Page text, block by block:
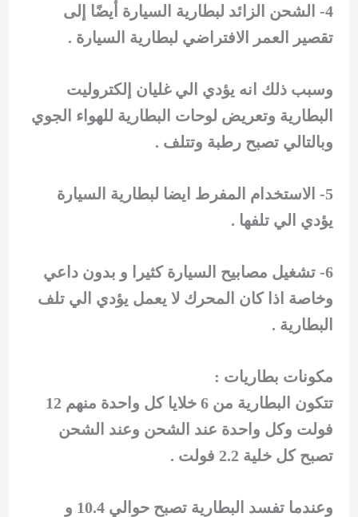
4- الشحن الزائد لبطارية السيارة أيضًا إلى
تقصير العمر الافتراضي لبطارية السيارة .
وسبب ذلك انه يؤدي الي غليان إلكتروليت
البطارية وتعريض لوحات البطارية للهواء الجوي
وبالتالي تصبح رطبة وتتلف .
5- الاستخدام المفرط ايضا لبطارية السيارة
يؤدي الي تلفها .
6- تشغيل مصابيح السيارة كثيرا و بدون داعي
وخاصة اذا كان المحرك لا يعمل يؤدي الي تلف
البطارية .
مكونات بطاريات :
تتكون البطارية من 6 خلايا كل واحدة منهم 12
فولت وكل واحدة عند الشحن وعند الشحن
تصبح كل خلية 2.2 فولت .
وعندما تفسد البطارية تصبح حوالي 10.4 و